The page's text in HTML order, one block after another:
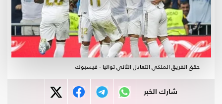
حقق الفريق الملكي التعادل الثاني تواليا - فيسبوك
شارك الخبر